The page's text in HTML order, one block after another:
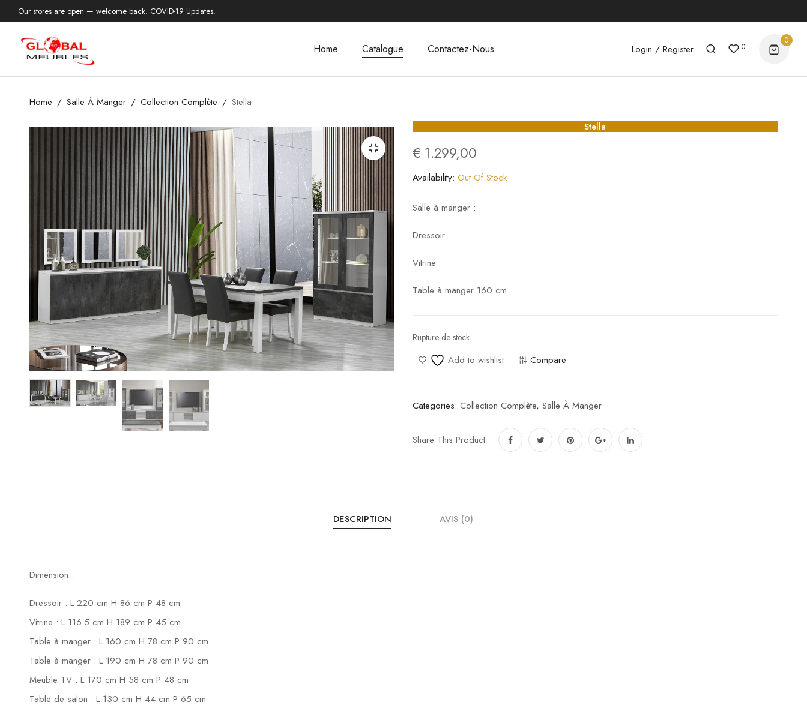
Our stores are open — welcome back. COVID-19 Updates.
Home Catalogue Contactez-Nous Login / Register 0
0
Home Salle À Manger Collection Complète Stella
Stella
€ 1.299,00
Availability: Out Of Stock
Salle à manger :
Dressoir
Vitrine
Table à manger 160 cm
Rupture de stock
Add to wishlist Compare
Categories: Collection Complète, Salle À Manger
Share This Product
DESCRIPTION AVIS (0)
Dimension :
Dressoir : L 220 cm H 86 cm P 48 cm
Vitrine : L 116.5 cm H 189 cm P 45 cm
Table à manger : L 160 cm H 78 cm P 90 cm
Table à manger : L 190 cm H 78 cm P 90 cm
Meuble TV : L 170 cm H 58 cm P 48 cm
Table de salon : L 130 cm H 44 cm P 65 cm